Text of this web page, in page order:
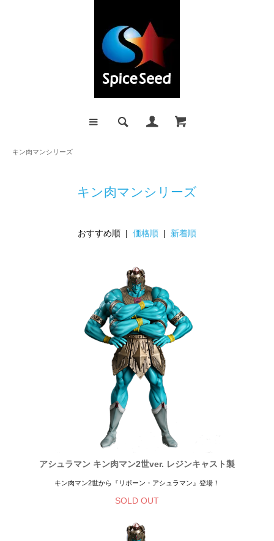
キン肉マンシリーズ
キン肉マンシリーズ
おすすめ順 | 価格順 | 新着順
アシュラマン キン肉マン2世ver. レジンキャスト製
キン肉マン2世から『リボーン・アシュラマン』登場！
SOLD OUT